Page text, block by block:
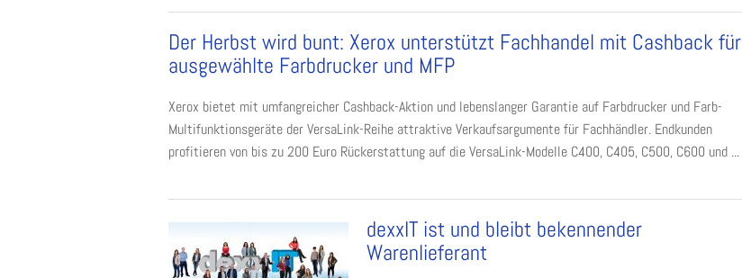
Der Herbst wird bunt: Xerox unterstützt Fachhandel mit Cashback für
ausgewählte Farbdrucker und MFP
Xerox bietet mit umfangreicher Cashback-Aktion und lebenslanger Garantie auf Farbdrucker und Farb-
Multifunktionsgeräte der VersaLink-Reihe attraktive Verkaufsargumente für Fachhändler. Endkunden
profitieren von bis zu 200 Euro Rückerstattung auf die VersaLink-Modelle C400, C405, C500, C600 und ...
dexxIT ist und bleibt bekennender
Warenlieferant